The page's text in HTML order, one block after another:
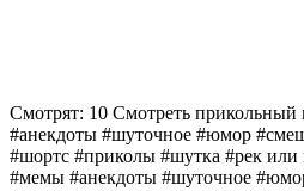
Смотрят: 10 Смотреть
#анекдоты #шуточное #юмор
#шортс #приколы #шутка #рек
#мемы #анекдоты #шуточное